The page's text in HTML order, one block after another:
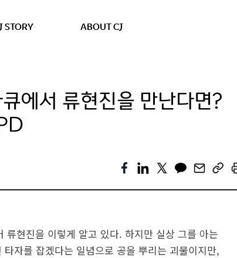
STORY ABOUT CJ
에서 류현진을 만난다면?
현진을 이렇게 알고 있다. 하지만 실상 그를 아는
자를 잡겠다는 일념으로 공을 뿌리는 괴물이지만,